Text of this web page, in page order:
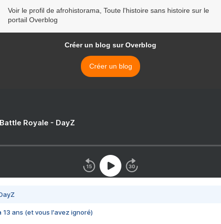
Voir le profil de afrohistorama, Toute l'histoire sans histoire sur le
portail Overblog
Créer un blog sur Overblog
Créer un blog
Royale - DayZ
13 ans (et vous l'avez ignoré)